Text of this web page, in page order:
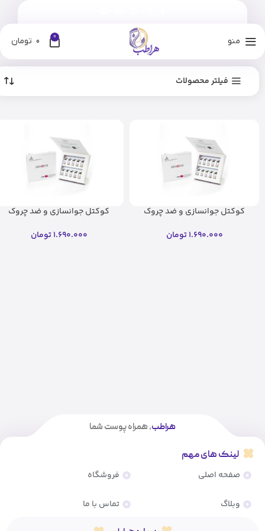
منو 0
0 تومان
فیلتر محصولات
کوکتل جوانسازی و ضد چروک
1.690.000 تومان
کوکتل جوانسازی و ضد چروک
1.690.000 تومان
هراطب، همراه پوست شما
لینک های مهم
صفحه اصلی
وبلاگ
فروشگاه
تماس با ما